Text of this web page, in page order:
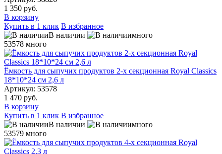
1 350 руб.
В корзину
Купить в 1 клик В избранное
В наличии
много
53578 много
Ёмкость для сыпучих продуктов 2-х секционная Royal Classics
18*10*24 см 2,6 л
Артикул: 53578
1 470 руб.
В корзину
Купить в 1 клик В избранное
В наличии
много
53579 много